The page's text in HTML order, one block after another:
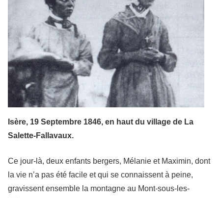
Isère, 19 Septembre 1846, en haut du village de La
Salette-Fallavaux.
Ce jour-là, deux enfants bergers, Mélanie et Maximin, dont
la vie n’a pas été facile et qui se connaissent à peine,
gravissent ensemble la montagne au Mont-sous-les-